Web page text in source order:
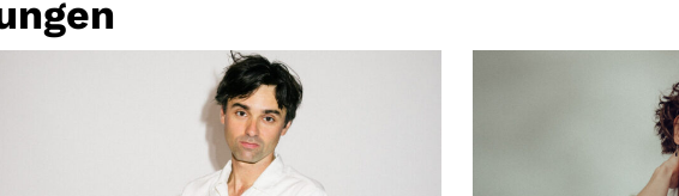
Gutscheine
& Filmpässe